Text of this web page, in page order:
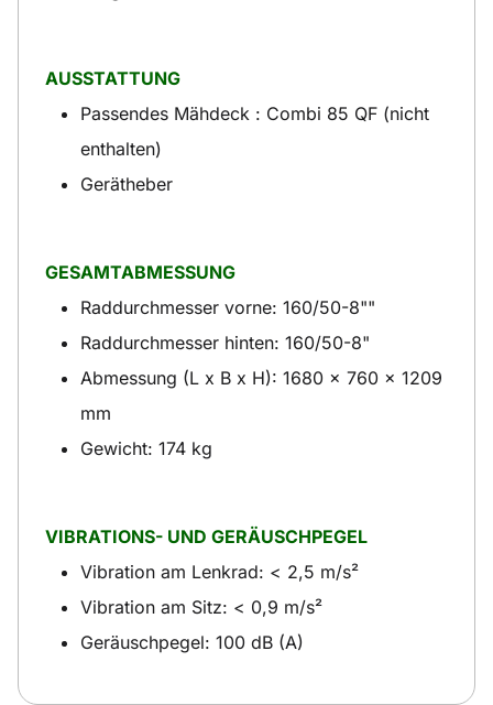
AUSSTATTUNG
Passendes Mähdeck : Combi 85 QF (nicht
enthalten)
Gerätheber
GESAMTABMESSUNG
Raddurchmesser vorne: 160/50-8""
Raddurchmesser hinten: 160/50-8"
Abmessung (L x B x H): 1680 x 760 x 1209
mm
Gewicht: 174 kg
VIBRATIONS- UND GERÄUSCHPEGEL
Vibration am Lenkrad: < 2,5 m/s²
Vibration am Sitz: < 0,9 m/s²
Geräuschpegel: 100 dB (A)